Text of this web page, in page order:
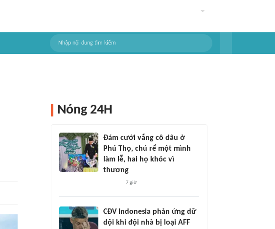
Nóng 24H
Đám cưới vắng cô dâu ở
Phú Thọ, chú rể một mình
làm lễ, hai họ khóc vì
thương
7 giờ
CĐV Indonesia phản ứng dữ
dội khi đội nhà bị loại AFF